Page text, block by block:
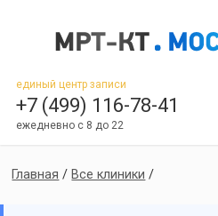
единый центр записи
+7 (499) 116-78-41
ежедневно с 8 до 22
Главная / Все клиники /